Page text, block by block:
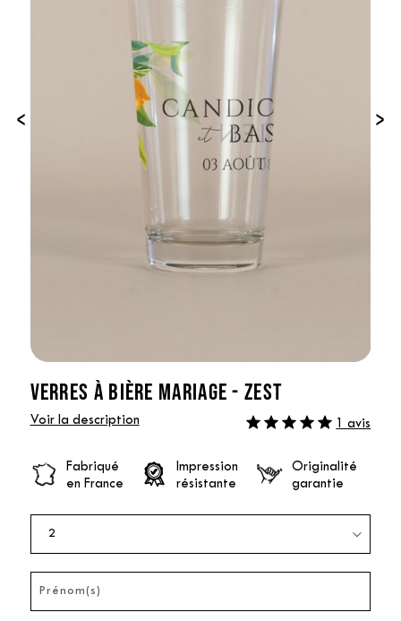
‹ ›
VERRES À BIÈRE MARIAGE - ZEST
Voir la description 1 avis
Fabriqué
en France
Impression
résistante
Originalité
garantie